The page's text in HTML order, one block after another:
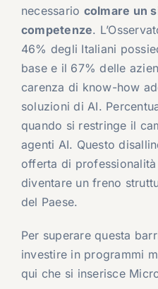
necessario colmare un
competenze.
46% degli Italiani
base e il 67% delle
carenza di know-how
soluzioni di AI.
quando si restringe il
agenti AI. Questo
offerta di
diventare un freno
del Paese.
Per superare questa
investire in programmi
qui che si inserisce